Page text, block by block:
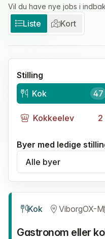
Vil du have nye jobs i
Liste Kort
Stilling
Kok
47
Kokkeelev 2
Byer med ledige
Vælg by
Kok ViborgOX-M
Gastronom eller